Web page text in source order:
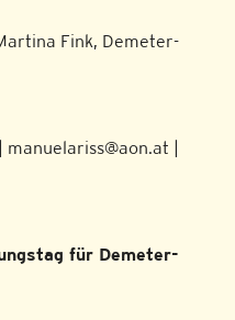
Fink, Demeter-
|
für Demeter-